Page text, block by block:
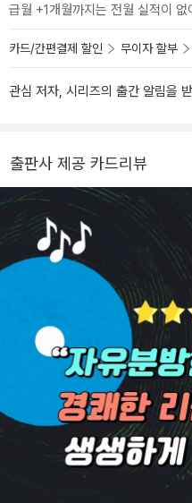
급월 +1개월까지는 전월 실적이
카드/간편결제 할인 무이자 할부
관심 저자, 시리즈의 출간 알림을
출판사 제공 카드리뷰